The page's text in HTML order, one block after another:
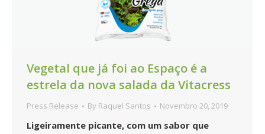
Vegetal que já foi ao Espaço é a
estrela da nova salada da Vitacress
Press Release By Raquel Santos Novembro 20, 2019
Ligeiramente picante, com um sabor que